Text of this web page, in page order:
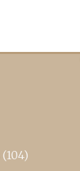
(104)